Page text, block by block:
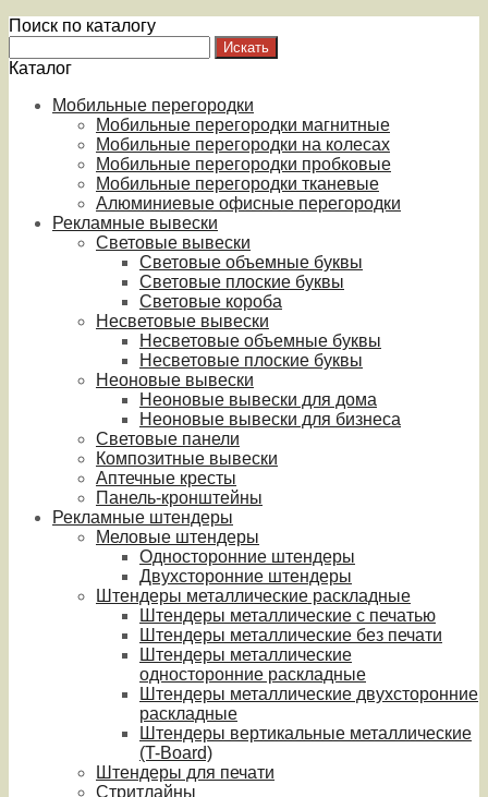
Поиск по каталогу
Каталог
Мобильные перегородки
Мобильные перегородки магнитные
Мобильные перегородки на колесах
Мобильные перегородки пробковые
Мобильные перегородки тканевые
Алюминиевые офисные перегородки
Рекламные вывески
Световые вывески
Световые объемные буквы
Световые плоские буквы
Световые короба
Несветовые вывески
Несветовые объемные буквы
Несветовые плоские буквы
Неоновые вывески
Неоновые вывески для дома
Неоновые вывески для бизнеса
Световые панели
Композитные вывески
Аптечные кресты
Панель-кронштейны
Рекламные штендеры
Меловые штендеры
Односторонние штендеры
Двухсторонние штендеры
Штендеры металлические раскладные
Штендеры металлические с печатью
Штендеры металлические без печати
Штендеры металлические
односторонние раскладные
Штендеры металлические двухсторонние
раскладные
Штендеры вертикальные металлические
(T-Board)
Штендеры для печати
Стритлайны